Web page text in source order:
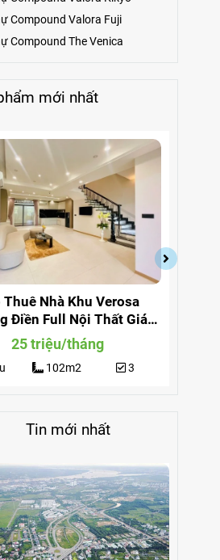
Compound Valora Fuji
Compound The Venica
mới nhất
Thuê Nhà Khu Verosa
Điền Full Nội Thất Giá
Siêu Rẻ
25 triệu/tháng
102m2 3
Tin mới nhất